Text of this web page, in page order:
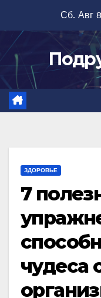
содержимому
Сб. Авг
ЗДОРОВЬЕ
7
чудеса